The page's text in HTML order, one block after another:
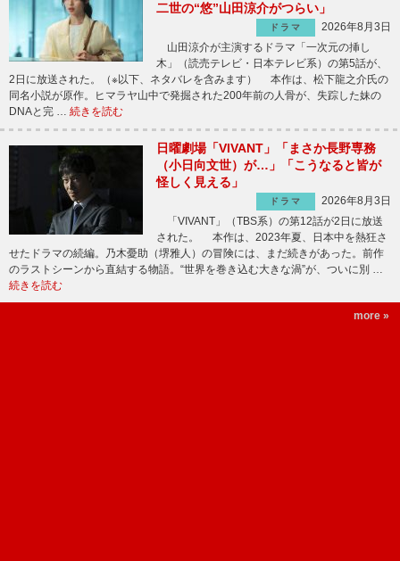
二世の“悠”山田涼介がつらい」
ドラマ
2026年8月3日
山田涼介が主演するドラマ「一次元の挿し
木」（読売テレビ・日本テレビ系）の第5話が、
2日に放送された。（※以下、ネタバレを含みます） 本作は、松下龍之介氏の
同名小説が原作。ヒマラヤ山中で発掘された200年前の人骨が、失踪した妹の
DNAと完 … 続きを読む
日曜劇場「VIVANT」「まさか長野専務
（小日向文世）が…」「こうなると皆が
怪しく見える」
ドラマ
2026年8月3日
「VIVANT」（TBS系）の第12話が2日に放送
された。 本作は、2023年夏、日本中を熱狂さ
せたドラマの続編。乃木憂助（堺雅人）の冒険には、まだ続きがあった。前作
のラストシーンから直結する物語。“世界を巻き込む大きな渦”が、ついに別 …
続きを読む
more »